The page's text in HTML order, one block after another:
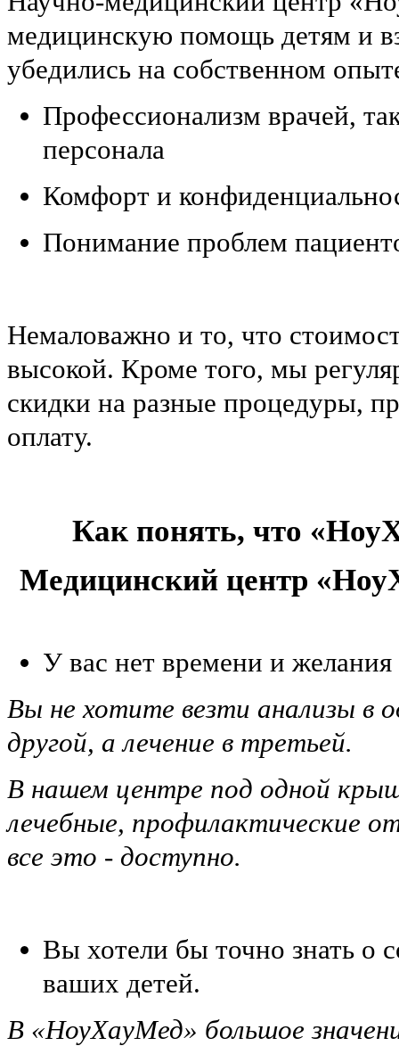
медицинскую помощь детям и
убедились на собственном
Профессионализм врачей,
персонала
Комфорт и
Понимание проблем
Немаловажно и то, что
высокой. Кроме того, мы
скидки на разные процедуры,
оплату.
Как понять, что
Медицинский центр
У вас нет времени и
Вы не хотите везти анализы в
другой, а лечение в третьей.
В нашем центре под одной
лечебные, профилактические
все это - доступно.
Вы хотели бы точно знать о
ваших детей.
В «НоуХауМед» большое